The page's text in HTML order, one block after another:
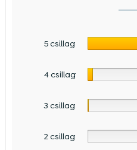
5 csillag
4 csillag
3 csillag
2 csillag